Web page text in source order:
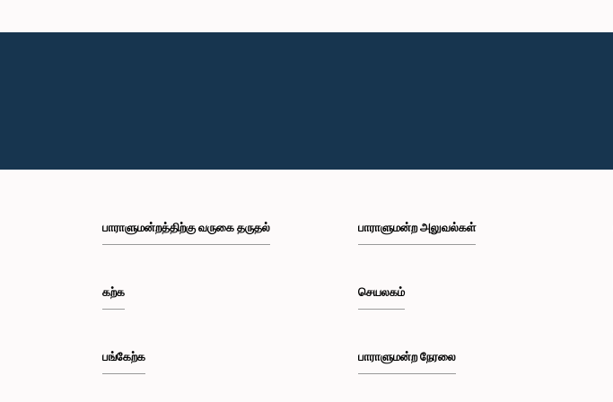
பாராளுமன்றத்திற்கு வருகை தருதல்
கற்க
பங்கேற்க
பாராளுமன்ற அலுவல்கள்
செயலகம்
பாராளுமன்ற நேரலை